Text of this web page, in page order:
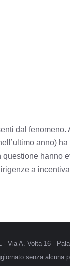
dal fenomeno.
anno)
hanno
a
Via A. Volta 16 -
senza